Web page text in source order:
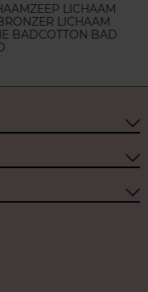
ZEEP LICHAAM
LICHAAM
BADCOTTON BAD